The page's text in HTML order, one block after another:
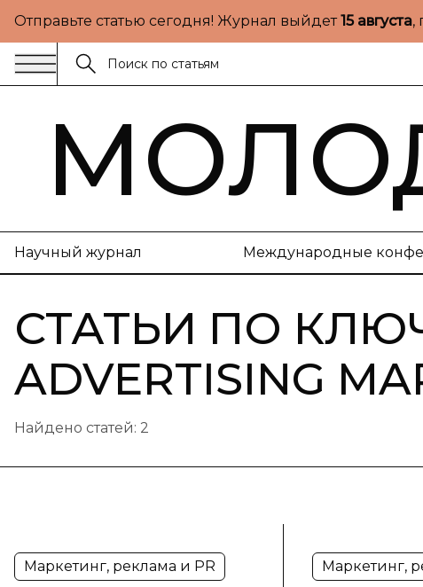
Отправьте статью сегодня! Журнал выйдет15 августа,
Научный журнал Международные
СТАТЬИ ПО
ADVERTISING
Найдено статей: 2
Маркетинг, реклама и PR Маркетинг,